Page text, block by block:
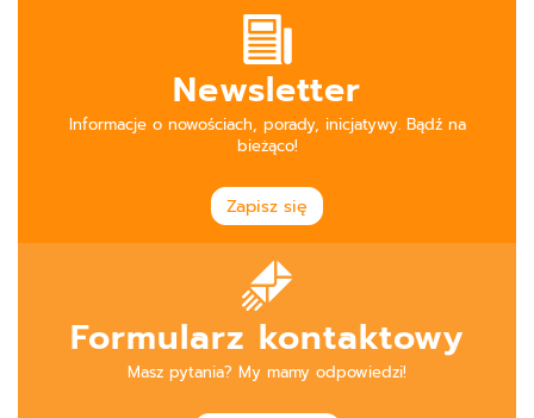
Newsletter
Informacje o nowościach, porady, inicjatywy. Bądź na
bieżąco!
Zapisz się
Formularz kontaktowy
Masz pytania? My mamy odpowiedzi!